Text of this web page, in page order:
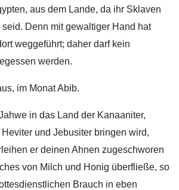
aus dem Lande, da ihr Sklaven
Denn mit gewaltiger Hand hat
weggeführt; daher darf kein
werden.
im Monat Abib.
in das Land der Kanaaniter,
Heviter und Jebusiter bringen wird,
er deinen Ahnen zugeschworen
von Milch und Honig überfließe, so
Brauch in eben